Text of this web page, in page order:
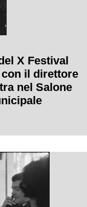
X Festival
il direttore
nel Salone